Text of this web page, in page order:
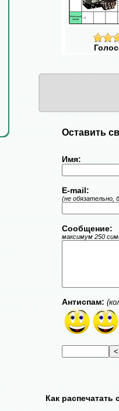
Оставить
Имя:
E-mail:
(не обязательно,
Сообщение:
максимум 250
Антиспам:
Как